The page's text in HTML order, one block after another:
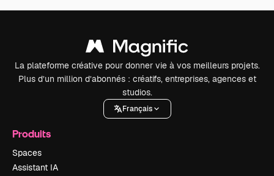
La plateforme créative pour donner vie à vos meilleurs projets.
Plus d’un million d’abonnés : créatifs, entreprises, agences et
studios.
Français
Produits
Spaces
Assistant IA